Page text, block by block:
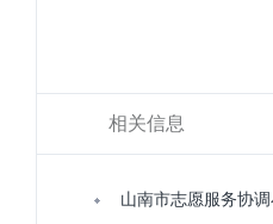
相关信息
山南市志愿服务协